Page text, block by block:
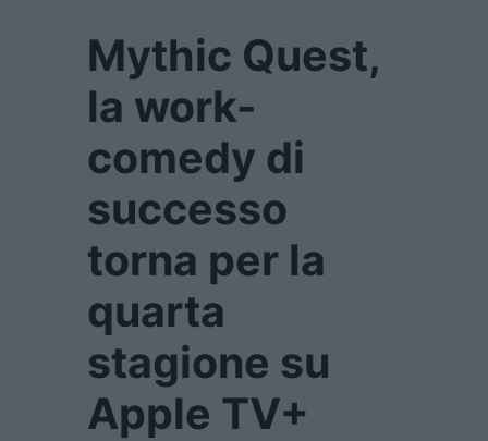
Mythic Quest,
la work-
comedy di
successo
torna per la
quarta
stagione su
Apple TV+